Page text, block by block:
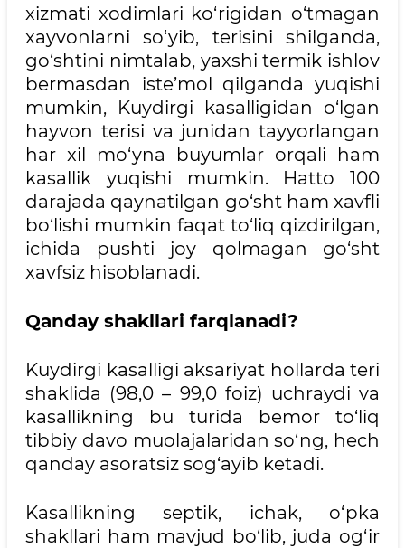
xizmati xodimlari ko‘rigidan o‘tmagan
xayvonlarni so‘yib, terisini shilganda,
go‘shtini nimtalab, yaxshi termik ishlov
bermasdan iste’mol qilganda yuqishi
mumkin, Kuydirgi kasalligidan o‘lgan
hayvon terisi va junidan tayyorlangan
har xil mo‘yna buyumlar orqali ham
kasallik yuqishi mumkin. Hatto 100
darajada qaynatilgan go‘sht ham xavfli
bo‘lishi mumkin faqat to‘liq qizdirilgan,
ichida pushti joy qolmagan go‘sht
xavfsiz hisoblanadi.
Qanday shakllari farqlanadi?
Kuydirgi kasalligi aksariyat hollarda teri
shaklida (98,0 – 99,0 foiz) uchraydi va
kasallikning bu turida bemor to‘liq
tibbiy davo muolajalaridan so‘ng, hech
qanday asoratsiz sog‘ayib ketadi.
Kasallikning septik, ichak, o‘pka
shakllari ham mavjud bo‘lib, juda og‘ir